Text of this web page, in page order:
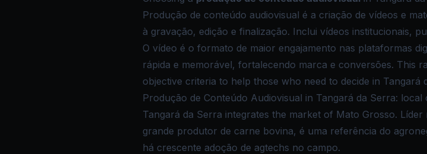
Produção de conteúdo audiovisual é a criação de vídeos e
à gravação, edição e finalização. Inclui vídeos institucionais,
O vídeo é o formato de maior engajamento nas plataformas
rápida e memorável, fortalecendo marca e conversões. This
objective criteria to help those who need to decide in Tangará
Produção de Conteúdo Audiovisual in Tangará da Serra: local
Tangará da Serra integrates the market of Mato Grosso.
grande produtor de carne bovina, é uma referência do
há crescente adoção de agtechs no campo.